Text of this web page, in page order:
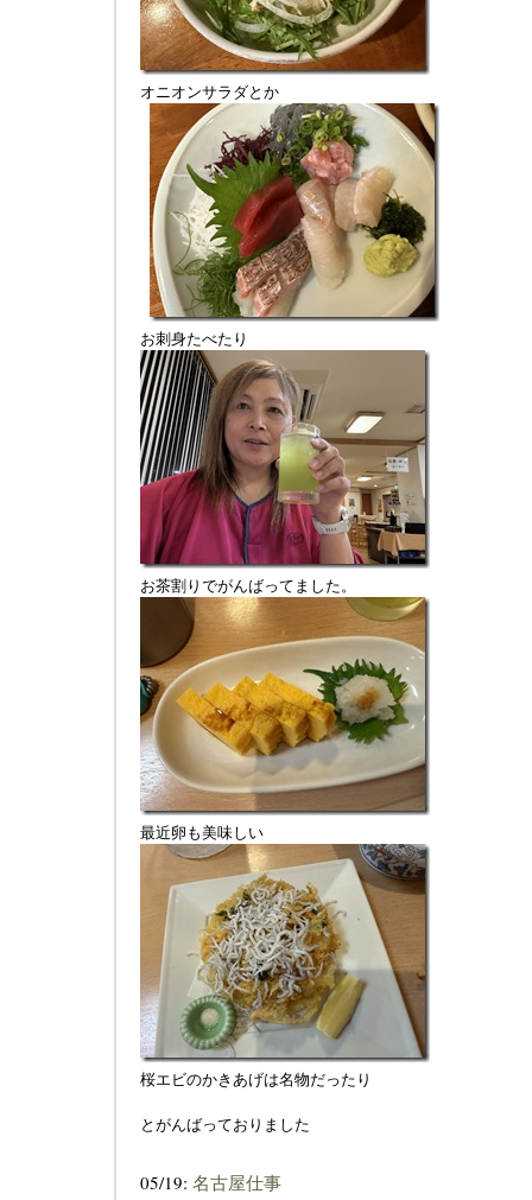
オニオンサラダとか
お刺身たべたり
お茶割りでがんばってました。
最近卵も美味しい
桜エビのかきあげは名物だったり
とがんばっておりました
05/19: 名古屋仕事